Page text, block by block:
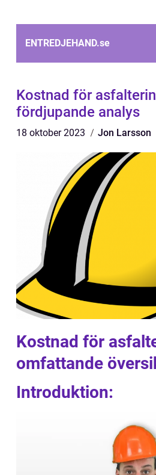
ENTREDJEHAND.se
Kostnad för
fördjupande analys
18 oktober 2023 Jon Larsson
Kostnad för
omfattande
Introduktion: